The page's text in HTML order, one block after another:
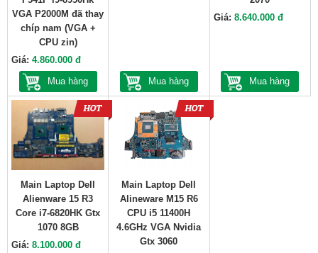
VGA P2000M đã thay
chíp nam (VGA +
CPU zin)
Giá: 4.860.000 đ
Mua hàng
Mua hàng
Giá: 8.640.000 đ
Mua hàng
Main Laptop Dell
Alienware 15 R3
Core i7-6820HK Gtx
1070 8GB
Giá: 8.100.000 đ
Main Laptop Dell
Alineware M15 R6
CPU i5 11400H
4.6GHz VGA Nvidia
Gtx 3060